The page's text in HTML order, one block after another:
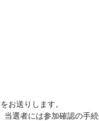
お送りします。
当選者には参加確認の手続